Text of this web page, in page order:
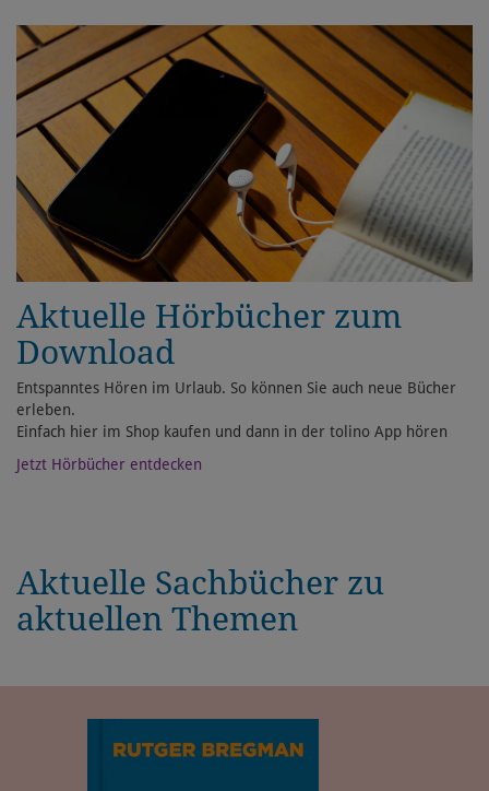
Aktuelle Hörbücher zum
Download
Entspanntes Hören im Urlaub. So können Sie auch neue Bücher
erleben.
Einfach hier im Shop kaufen und dann in der tolino App hören
Jetzt Hörbücher entdecken
Aktuelle Sachbücher zu
aktuellen Themen